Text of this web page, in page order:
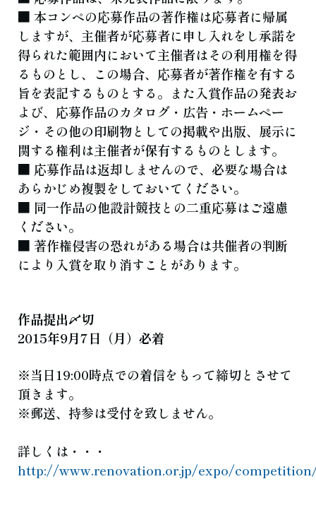
■ 本コンペの応募作品の著作権は応募者に帰属
しますが、主催者が応募者に申し入れをし承諾を
得られた範囲内において主催者はその利用権を得
るものとし、この場合、応募者が著作権を有する
旨を表記するものとする。また入賞作品の発表お
よび、応募作品のカタログ・広告・ホームペー
ジ・その他の印刷物としての掲載や出版、展示に
関する権利は主催者が保有するものとします。
■ 応募作品は返却しませんので、必要な場合は
あらかじめ複製をしておいてください。
■ 同一作品の他設計競技との二重応募はご遠慮
ください。
■ 著作権侵害の恐れがある場合は共催者の判断
により入賞を取り消すことがあります。
作品提出〆切
2015年9月7日（月）必着
※当日19:00時点での着信をもって締切とさせて
頂きます。
※郵送、持参は受付を致しません。
詳しくは・・・
http://www.renovation.or.jp/expo/